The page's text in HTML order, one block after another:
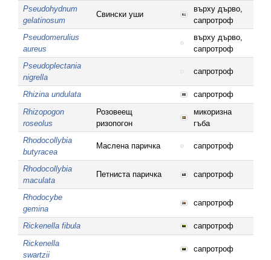
Pseudohydnum
gelatinosum
Свински уши
върху дърво,
сапротроф
Pseudomerulius
aureus
върху дърво,
сапротроф
Pseudoplectania
nigrella
сапротроф
Rhizina undulata
сапротроф
Rhizopogon
roseolus
Розовеещ
ризопогон
микоризна
гъба
Rhodocollybia
butyracea
Маслена паричка сапротроф
Rhodocollybia
maculata
Петниста паричка сапротроф
Rhodocybe
gemina
сапротроф
Rickenella fibula
сапротроф
Rickenella
swartzii
сапротроф